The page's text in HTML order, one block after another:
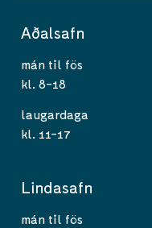
Aðalsafn
mán til fös
kl. 8-18
laugardaga
kl. 11-17
Lindasafn
mán til fös